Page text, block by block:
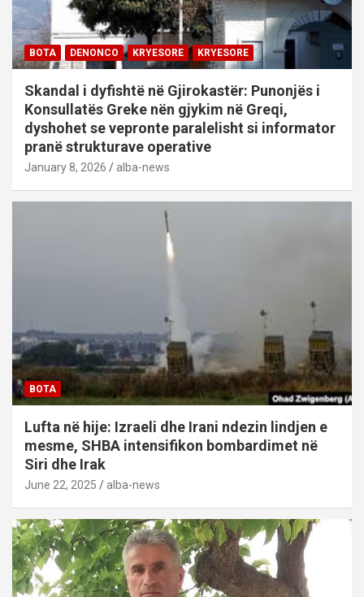
BOTA DENONCO KRYESORE KRYESORE
Skandal i dyfishtë në Gjirokastër: Punonjës i
Konsullatës Greke nën gjykim në Greqi,
dyshohet se vepronte paralelisht si informator
pranë strukturave operative
January 8, 2026 alba-news
BOTA
Lufta në hije: Izraeli dhe Irani ndezin lindjen e
mesme, SHBA intensifikon bombardimet në
Siri dhe Irak
June 22, 2025 alba-news